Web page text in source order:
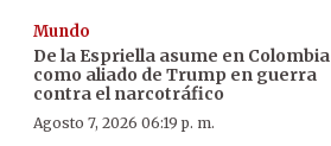
Mundo
De la Espriella asume en Colombia
como aliado de Trump en guerra
contra el narcotráfico
Agosto 7, 2026 06:19 p. m.